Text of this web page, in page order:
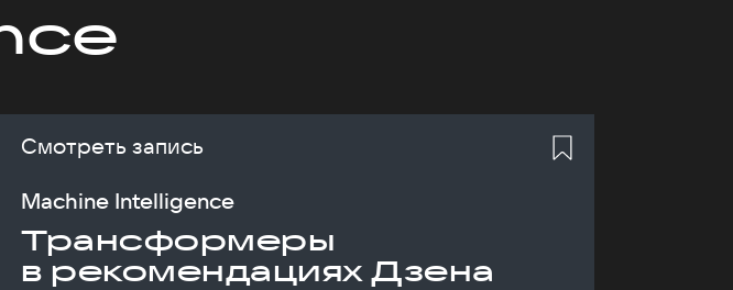
Смотреть запись
Machine Intelligence
Трансформеры
в рекомендациях Дзена